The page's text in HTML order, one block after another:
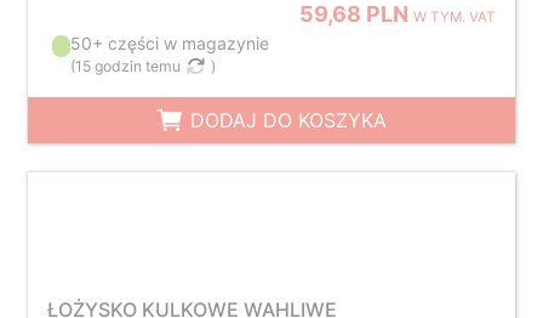
59,68 PLNW TYM. VAT
50+ części w magazynie
(15 godzin temu )
DODAJ DO KOSZYKA
ŁOŻYSKO KULKOWE WAHLIWE